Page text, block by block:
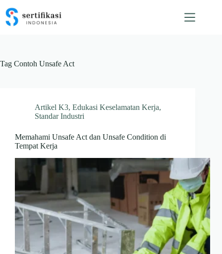
content
Tag Contoh Unsafe Act
Artikel K3, Edukasi Keselamatan Kerja,
Standar Industri
Memahami Unsafe Act dan Unsafe Condition di
Tempat Kerja